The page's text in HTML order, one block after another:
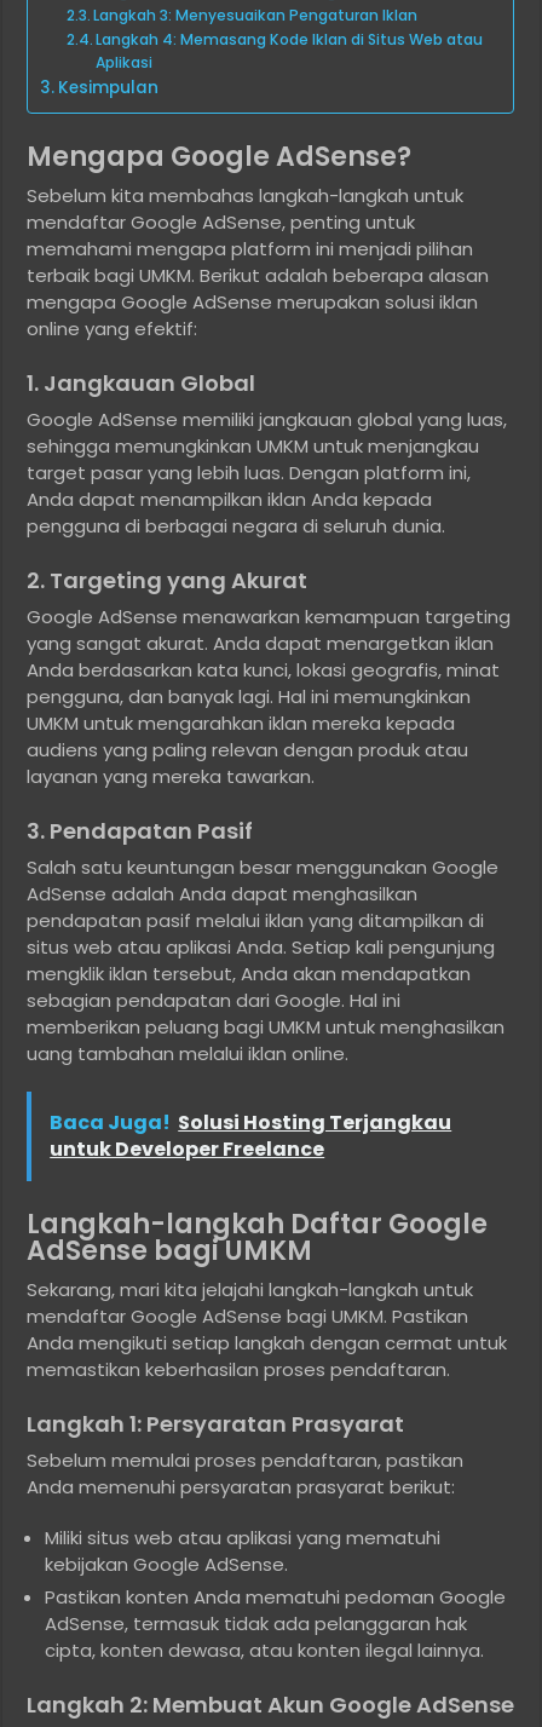
Langkah 3: Menyesuaikan Pengaturan Iklan
Langkah 4: Memasang Kode Iklan di Situs Web atau
Aplikasi
Kesimpulan
Mengapa Google AdSense?
Sebelum kita membahas langkah-langkah untuk
mendaftar Google AdSense, penting untuk
memahami mengapa platform ini menjadi pilihan
terbaik bagi UMKM. Berikut adalah beberapa alasan
mengapa Google AdSense merupakan solusi iklan
online yang efektif:
1. Jangkauan Global
Google AdSense memiliki jangkauan global yang luas,
sehingga memungkinkan UMKM untuk menjangkau
target pasar yang lebih luas. Dengan platform ini,
Anda dapat menampilkan iklan Anda kepada
pengguna di berbagai negara di seluruh dunia.
2. Targeting yang Akurat
Google AdSense menawarkan kemampuan targeting
yang sangat akurat. Anda dapat menargetkan iklan
Anda berdasarkan kata kunci, lokasi geografis, minat
pengguna, dan banyak lagi. Hal ini memungkinkan
UMKM untuk mengarahkan iklan mereka kepada
audiens yang paling relevan dengan produk atau
layanan yang mereka tawarkan.
3. Pendapatan Pasif
Salah satu keuntungan besar menggunakan Google
AdSense adalah Anda dapat menghasilkan
pendapatan pasif melalui iklan yang ditampilkan di
situs web atau aplikasi Anda. Setiap kali pengunjung
mengklik iklan tersebut, Anda akan mendapatkan
sebagian pendapatan dari Google. Hal ini
memberikan peluang bagi UMKM untuk menghasilkan
uang tambahan melalui iklan online.
Baca Juga! Solusi Hosting Terjangkau
untuk Developer Freelance
Langkah-langkah Daftar Google
AdSense bagi UMKM
Sekarang, mari kita jelajahi langkah-langkah untuk
mendaftar Google AdSense bagi UMKM. Pastikan
Anda mengikuti setiap langkah dengan cermat untuk
memastikan keberhasilan proses pendaftaran.
Langkah 1: Persyaratan Prasyarat
Sebelum memulai proses pendaftaran, pastikan
Anda memenuhi persyaratan prasyarat berikut:
Miliki situs web atau aplikasi yang mematuhi
kebijakan Google AdSense.
Pastikan konten Anda mematuhi pedoman Google
AdSense, termasuk tidak ada pelanggaran hak
cipta, konten dewasa, atau konten ilegal lainnya.
Langkah 2: Membuat Akun Google AdSense